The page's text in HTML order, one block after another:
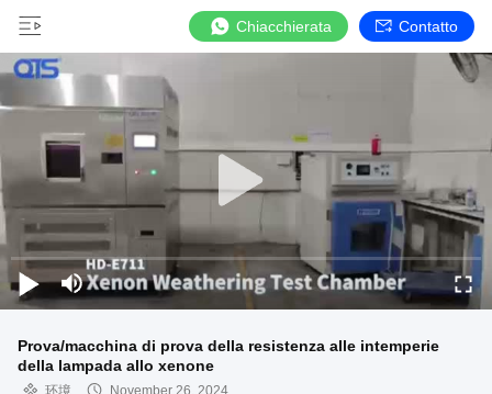
Chiacchierata Contatto
Prova/macchina di prova della resistenza alle intemperie
della lampada allo xenone
环境 November 26, 2024